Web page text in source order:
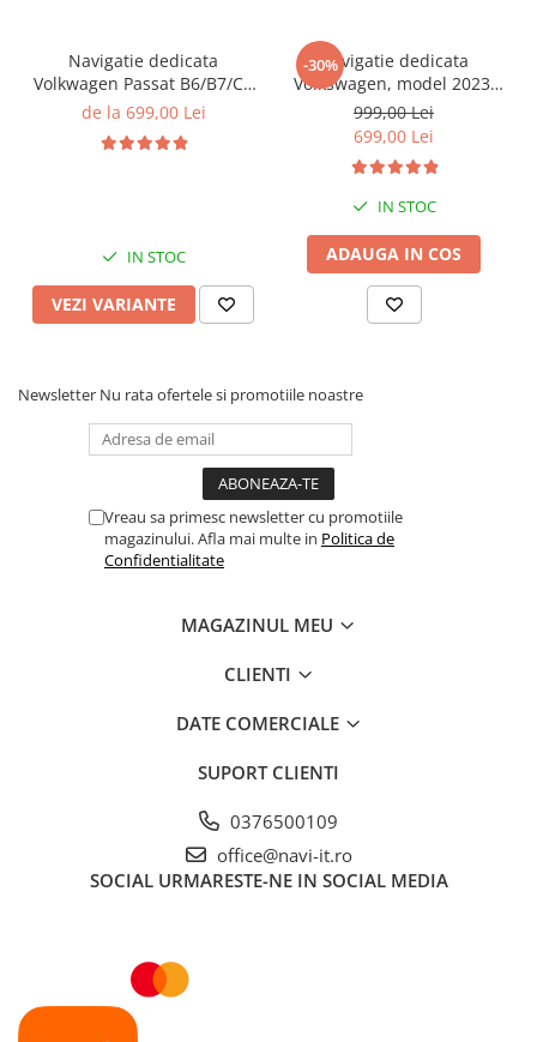
Navigatie dedicata
Volkwagen Passat B6/B7/CC
Gri, 4GB RAM 64GB ROM,
Display QLED 10", DSP,
de la 699,00 Lei
IN STOC
VEZI VARIANTE
-30%Navigatie dedicata
Volkswagen, model 2023,
4GB RAM 64GB ROM,
Quadcore, Android 14,
Display QLED 7", DSP,
Carplay&Android Auto,
Suport camere AHD
999,00 Lei
699,00 Lei
IN STOC
ADAUGA IN COS
Newsletter Nu rata ofertele si promotiile noastre
Vreau sa primesc newsletter cu promotiile
magazinului. Afla mai multe in Politica de
Confidentialitate
MAGAZINUL MEU
CLIENTI
DATE COMERCIALE
SUPORT CLIENTI
0376500109
office@navi-it.ro
SOCIAL URMARESTE-NE IN SOCIAL MEDIA